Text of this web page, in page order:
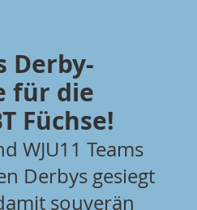
Derby-
für die
Füchse!
WJU11 Teams
Derbys gesiegt
souverän